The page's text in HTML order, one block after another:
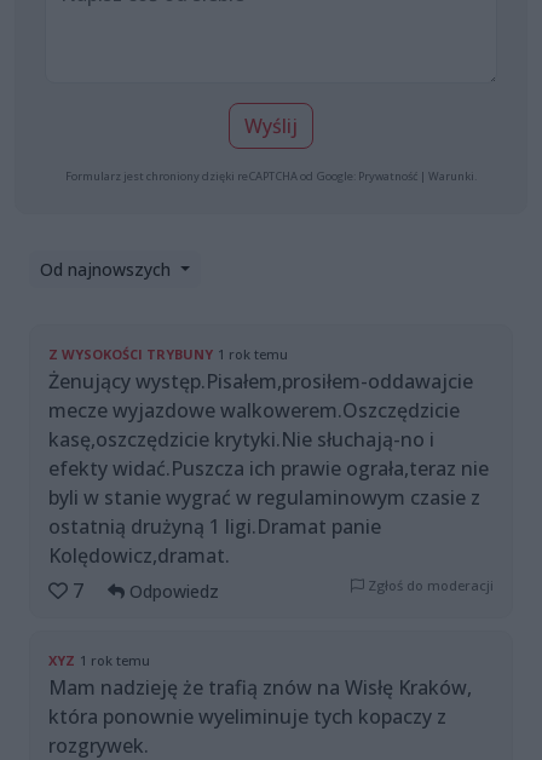
Wyślij
Formularz jest chroniony dzięki reCAPTCHA od Google: Prywatność | Warunki
Od najnowszych
Z WYSOKOŚCI TRYBUNY 1 rok temu
Żenujący występ.Pisałem,prosiłem-oddawajcie
mecze wyjazdowe walkowerem.Oszczędzicie
kasę,oszczędzicie krytyki.Nie słuchają-no i
efekty widać.Puszcza ich prawie ograła,teraz nie
byli w stanie wygrać w regulaminowym czasie z
ostatnią drużyną 1 ligi.Dramat panie
Kolędowicz,dramat.
7
Odpowiedz Zgłoś do moderacji
XYZ 1 rok temu
Mam nadzieję że trafią znów na Wisłę Kraków,
która ponownie wyeliminuje tych kopaczy z
rozgrywek.